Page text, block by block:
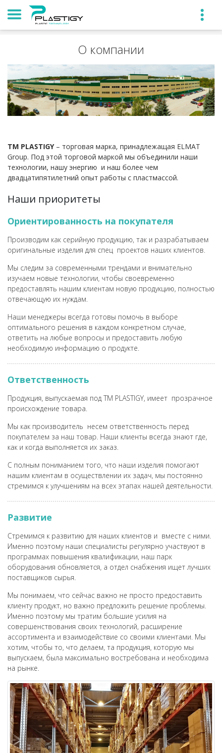
О компании
TM PLASTIGY– торговая марка, принадлежащая ELMAT
Group. Под этой торговой маркой мы объединили наши
технологии, нашу энергию и наш более чем
двадцатипятилетний опыт работы с пластмассой.
Наши приоритеты
Ориентированность на покупателя
Производим как серийную продукцию, так и разрабатываем
оригинальные изделия для спец проектов наших клиентов.
Мы следим за современными трендами и внимательно
изучаем новые технологии, чтобы своевременно
предоставлять нашим клиентам новую продукцию, полностью
отвечающую их нуждам.
Наши менеджеры всегда готовы помочь в выборе
оптимального решения в каждом конкретном случае,
ответить на любые вопросы и предоставить любую
необходимую информацию о продукте.
Ответственность
Продукция, выпускаемая под ТМ PLASTIGY, имеет прозрачное
происхождение товара.
Мы как производитель несем ответственность перед
покупателем за наш товар. Наши клиенты всегда знают где,
как и когда выполняется их заказ.
С полным пониманием того, что наши изделия помогают
нашим клиентам в осуществлении их задач, мы постоянно
стремимся к улучшениям на всех этапах нашей деятельности.
Развитие
Стремимся к развитию для наших клиентов и вместе с ними.
Именно поэтому наши специалисты регулярно участвуют в
программах повышения квалификации, наш парк
оборудования обновляется, а отдел снабжения ищет лучших
поставщиков сырья.
Мы понимаем, что сейчас важно не просто предоставить
клиенту продукт, но важно предложить решение проблемы.
Именно поэтому мы тратим большие усилия на
совершенствования своих технологий, расширение
ассортимента и взаимодействие со своими клиентами. Мы
хотим, чтобы то, что делаем, та продукция, которую мы
выпускаем, была максимально востребована и необходима
на рынке.